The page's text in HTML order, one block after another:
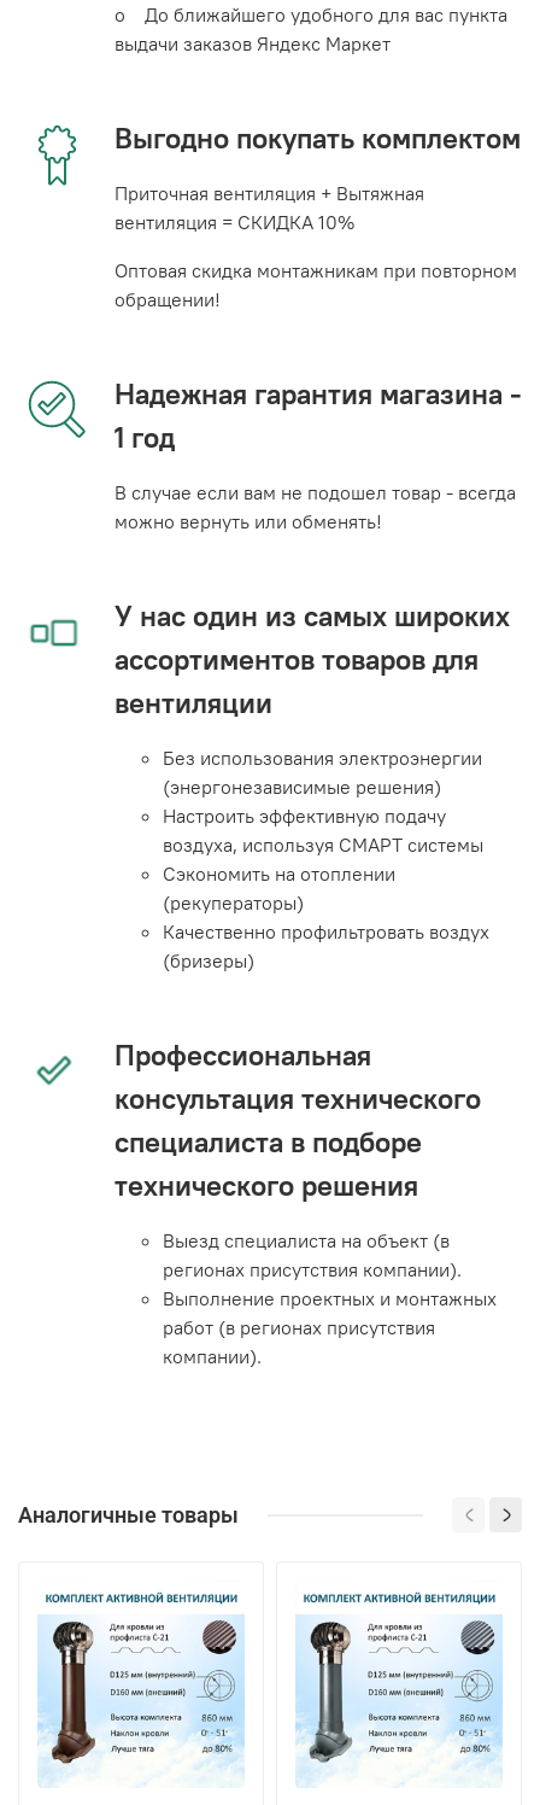
o До ближайшего удобного для вас пункта
выдачи заказов Яндекс Маркет
Выгодно покупать комплектом
Приточная вентиляция + Вытяжная
вентиляция = СКИДКА 10%
Оптовая скидка монтажникам при повторном
обращении!
Надежная гарантия магазина -
1 год
В случае если вам не подошел товар - всегда
можно вернуть или обменять!
У нас один из самых широких
ассортиментов товаров для
вентиляции
Без использования электроэнергии
(энергонезависимые решения)
Настроить эффективную подачу
воздуха, используя СМАРТ системы
Сэкономить на отоплении
(рекуператоры)
Качественно профильтровать воздух
(бризеры)
Профессиональная
консультация технического
специалиста в подборе
технического решения
Выезд специалиста на объект (в
регионах присутствия компании).
Выполнение проектных и монтажных
работ (в регионах присутствия
компании).
Аналогичные товары